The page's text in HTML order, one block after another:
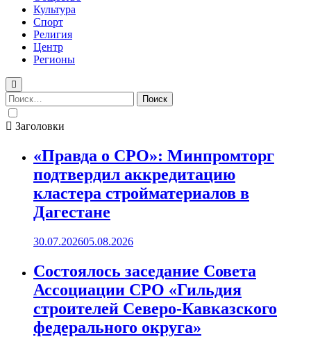
Культура
Спорт
Религия
Центр
Регионы
Найти:
Заголовки
«Правда о СРО»: Минпромторг
подтвердил аккредитацию
кластера стройматериалов в
Дагестане
30.07.202605.08.2026
Состоялось заседание Совета
Ассоциации СРО «Гильдия
строителей Северо-Кавказского
федерального округа»